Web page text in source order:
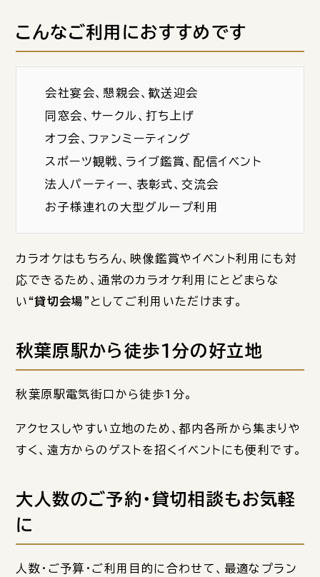
こんなご利用におすすめです
会社宴会、懇親会、歓送迎会
同窓会、サークル、打ち上げ
オフ会、ファンミーティング
スポーツ観戦、ライブ鑑賞、配信イベント
法人パーティー、表彰式、交流会
お子様連れの大型グループ利用
カラオケはもちろん、映像鑑賞やイベント利用にも対
応できるため、通常のカラオケ利用にとどまらな
い “貸切会場”としてご利用いただけます。
秋葉原駅から徒歩1分の好立地
秋葉原駅電気街口から徒歩1分。
アクセスしやすい立地のため、都内各所から集まりや
すく、遠方からのゲストを招くイベントにも便利です。
大人数のご予約・貸切相談もお気軽
に
人数・ご予算・ご利用目的に合わせて、最適なプラン